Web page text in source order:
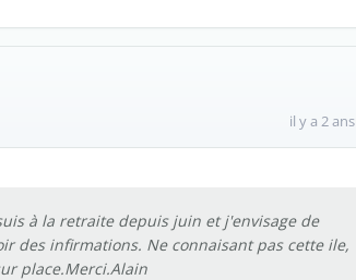
il y a 2 ans
à la retraite depuis juin et j'envisage de
des infirmations. Ne connaisant pas cette ile,
place.Merci.Alain